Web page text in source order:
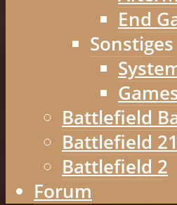
End
Sonstiges
Battlefield
Battlefield
Battlefield 2
Forum